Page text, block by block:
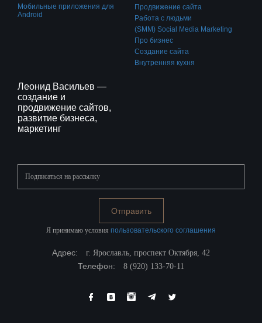
Мобильные приложения для
Android
Продвижение сайта
Работа с людьми
(SMM) Social Media Marketing
Про бизнес
Создание сайта
Внутренняя кухня
Леонид Васильев —
создание и
продвижение сайтов,
развитие бизнеса,
маркетинг
рассылку
Я принимаю условия пользовательского соглашения
Адрес: г. Ярославль, проспект Октября, 42
Телефон: 8 (920) 133-70-11